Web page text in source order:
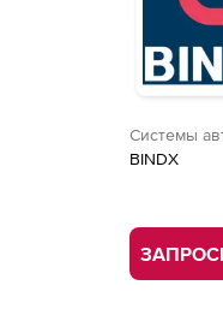
Системы
BINDX